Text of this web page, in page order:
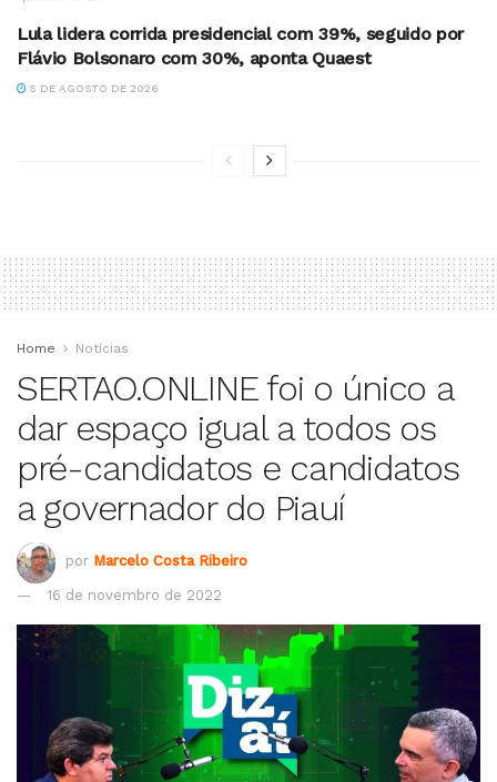
Lula lidera corrida presidencial com 39%, seguido por
Flávio Bolsonaro com 30%, aponta Quaest
5 DE AGOSTO DE 2026
Home Notícias
SERTAO.ONLINE foi o único a
dar espaço igual a todos os
pré-candidatos e candidatos
a governador do Piauí
por Marcelo Costa Ribeiro
16 de novembro de 2022